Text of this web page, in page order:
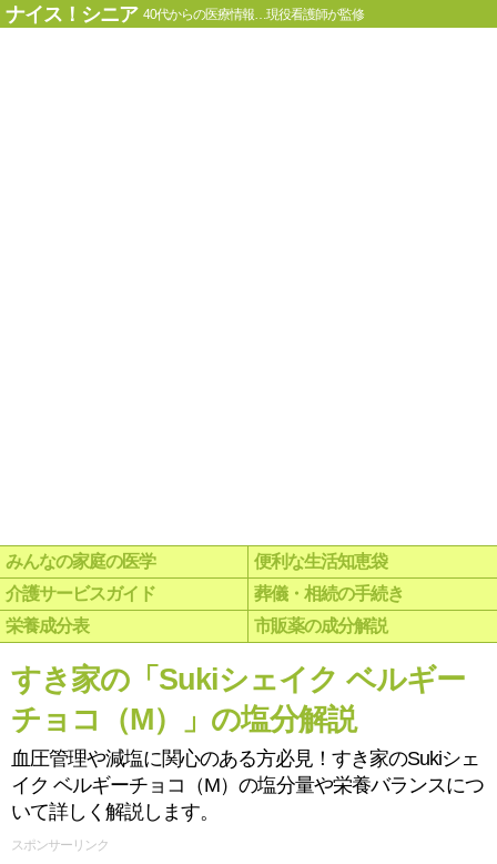
ナイス！シニア 40代からの医療情報…現役看護師が監修
みんなの家庭の医学
便利な生活知恵袋
介護サービスガイド
葬儀・相続の手続き
栄養成分表
市販薬の成分解説
すき家の「Sukiシェイク ベルギー
チョコ（M）」の塩分解説
血圧管理や減塩に関心のある方必見！すき家のSukiシェ
イク ベルギーチョコ（M）の塩分量や栄養バランスにつ
いて詳しく解説します。
スポンサーリンク